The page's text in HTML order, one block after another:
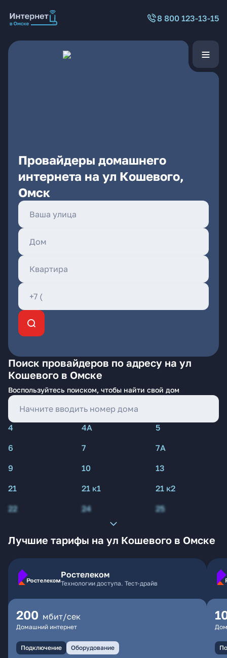
8 800 123-13-15
Провайдеры домашнего
интернета на ул Кошевого,
Омск
Поиск провайдеров по адресу на ул
Кошевого в Омске
Воспользуйтесь поиском, чтобы найти свой дом
4 4А
5
6
7
7А
9
10
13
21
21 к1
21 к2
22
24 25
Лучшие тарифы на ул Кошевого в Омске
Ростелеком
Технологии доступа. Тест-драйв
200 мбит/сек
Домашний интернет
Подключение Оборудование